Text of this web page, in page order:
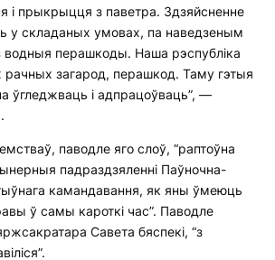
і прыкрыцця з паветра. Здзяйсненне
у складаных умовах, па наведзеным
водныя перашкоды. Наша рэспубліка
загарод, перашкод. Таму гэтыя
ўгледжваць і адпрацоўваць”, —
паводле яго слоў, “раптоўна
падраздзяленні Паўночна-
камандавання, як яны ўмеюць
ў самы кароткі час”. Паводле
Савета бяспекі, “з